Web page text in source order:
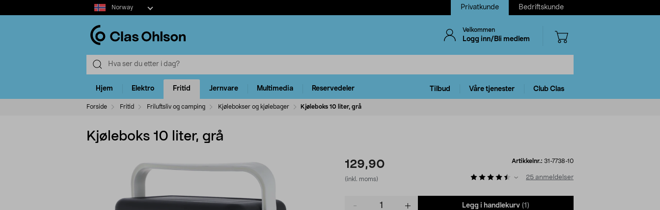
Select
market
Norway Privatkunde Bedriftskunde
Velkommen
Logg inn/Bli medlem
Hjem Elektro Fritid Jernvare Multimedia Reservedeler Tilbud Våre tjenester Club Clas
Forside Fritid Friluftsliv og camping Kjølebokser og kjølebager Kjøleboks 10 liter, grå
Kjøleboks 10 liter, grå
129,90
(inkl. moms)
Artikkelnr.: 31-7738-10
25 anmeldelser
Legg i handlekurv (1)